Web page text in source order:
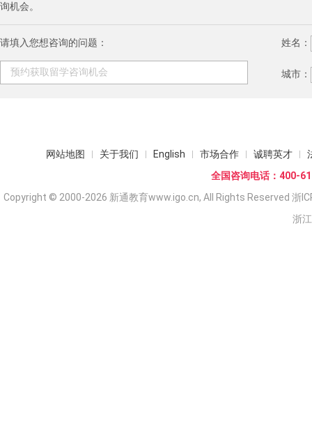
询机会。
请填入您想咨询的问题： 姓名：
城市：
网站地图 关于我们 English 市场合作 诚聘英才
全国咨询电话：400-
Copyright © 2000-2026 新通教育www.igo.cn, All Rights Reserved 浙
浙